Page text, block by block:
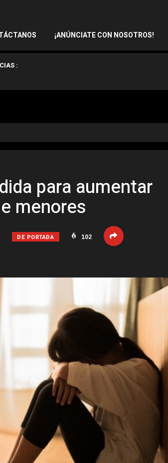
¡ANÚNCIATE CON NOSOTROS!
:
para aumentar
menores
DE PORTADA 102